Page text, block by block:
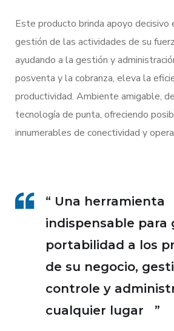
Este producto brinda apoyo decisivo
gestión de las actividades de su
ayudando a la gestión y
posventa y la cobranza, eleva la
productividad. Ambiente amigable,
tecnología de punta, ofreciendo
innumerables de conectividad y
“ Una herramienta
indispensable para
portabilidad a los
de su negocio,
controle y
cualquier lugar ”